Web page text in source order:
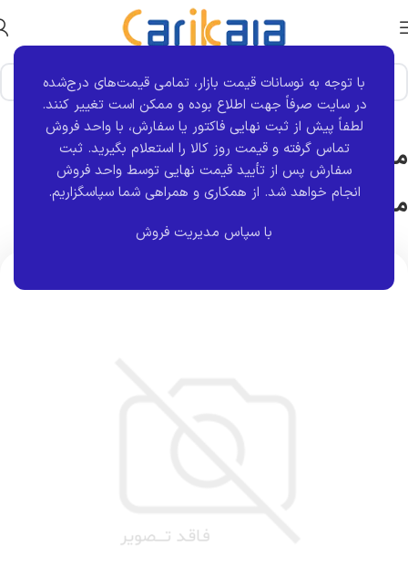
با توجه به نوسانات قیمت بازار، تمامی قیمت‌های درج‌شده
در سایت صرفاً جهت اطلاع بوده و ممکن است تغییر کنند.
لطفاً پیش از ثبت نهایی فاکتور یا سفارش، با واحد فروش
تماس گرفته و قیمت روز کالا را استعلام بگیرید. ثبت
سفارش پس از تأیید قیمت نهایی توسط واحد فروش
انجام خواهد شد. از همکاری و همراهی شما سپاسگزاریم.
با سپاس مدیریت فروش
خانه برند قطعه کروز
مجموعه ریل سوخت و انژکتور گاز
ماتریکس وانت OHV | کروز